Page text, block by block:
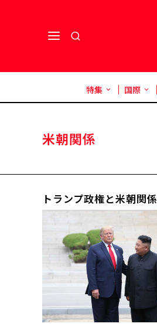
特集 国際
米朝関係
トランプ政権と米朝関係